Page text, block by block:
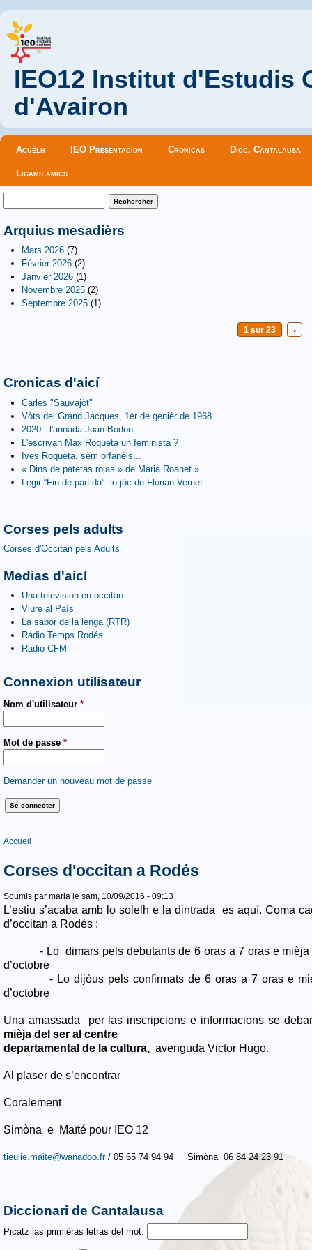
IEO12 Institut d'Estudis
d'Avairon
Menu principal
Acuèlh IEO Presentacion Cronicas Dicc. Cantalausa
Ligams amics
Formulaire de recherche
Arquius mesadièrs
Mars 2026 (7)
Février 2026 (2)
Janvier 2026 (1)
Novembre 2025 (2)
Septembre 2025 (1)
1 sur 23 ›
Cronicas d'aicí
Carles "Sauvajòt"
Vòts del Grand Jacques, 1èr de genièr de 1968
2020 : l'annada Joan Bodon
L'escrivan Max Roqueta un feminista ?
Ives Roqueta, sèm orfanèls...
« Dins de patetas rojas » de Maria Roanet »
Legir “Fin de partida”: lo jòc de Florian Vernet
Corses pels adults
Corses d'Occitan pels Adults
Medias d'aicí
Una television en occitan
Viure al País
La sabor de la lenga (RTR)
Radio Temps Rodés
Radio CFM
Connexion utilisateur
Nom d'utilisateur *
Mot de passe *
Demander un nouveau mot de passe
Vous êtes ici
Accueil
Corses d'occitan a Rodés
Soumis par maria le sam, 10/09/2016 - 09:13
L’estiu s’acaba amb lo solelh e la dintrada es aquí. Coma
d’occitan a Rodés :
- Lo dimars pels debutants de 6 oras a 7 oras e mièja
d’octobre
- Lo dijòus pels confirmats de 6 oras a 7 oras e
d’octobre
Una amassada per las inscripcions e informacions se
mièja del ser al centre
departamental de la cultura, avenguda Victor Hugo.
Al plaser de s’encontrar
Coralement
Simòna e Maïté pour IEO 12
tieulie.maite@wanadoo.fr/ 05 65 74 94 94 Simòna 06 84 24 23 91
Diccionari de Cantalausa
Picatz las primièras letras del mot.